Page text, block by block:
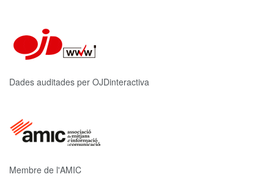
Dades auditades per OJDinteractiva
Membre de l'AMIC